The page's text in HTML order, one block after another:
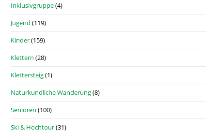
Inklusivgruppe(4)
Jugend (119)
Kinder(159)
Klettern (28)
Klettersteig(1)
Naturkundliche Wanderung(8)
Senioren (100)
Ski & Hochtour(31)